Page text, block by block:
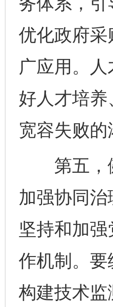
优化政府
广应用。
好人才培
宽容失败
第五，健
加强协同
坚持和加
作机制。
构建技术